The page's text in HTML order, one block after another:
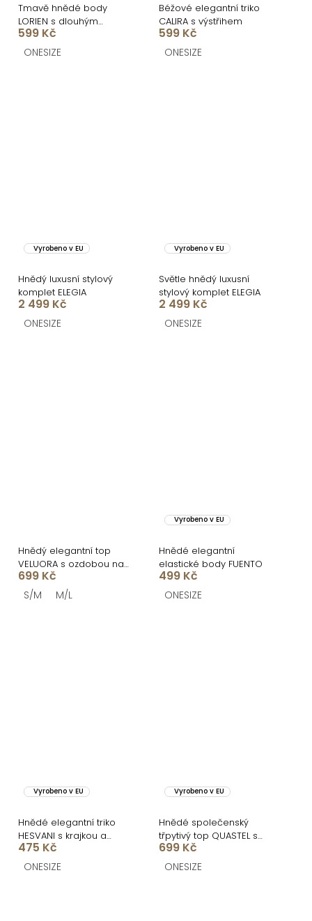
Tmavě hnědé body
LORIEN s dlouhým
rukávem
599 Kč
ONESIZE
Béžové elegantní triko
CALIRA s výstřihem
599 Kč
ONESIZE
Vyrobeno v EU
Hnědý luxusní stylový
komplet ELEGIA
2 499 Kč
ONESIZE
Vyrobeno v EU
Světle hnědý luxusní
stylový komplet ELEGIA
2 499 Kč
ONESIZE
Hnědý elegantní top
VELUORA s ozdobou na
krk
699 Kč
S/M M/L
Vyrobeno v EU
Hnědé elegantní
elastické body FUENTO
499 Kč
ONESIZE
Vyrobeno v EU
Hnědé elegantní triko
HESVANI s krajkou a
výstřihem
475 Kč
ONESIZE
Vyrobeno v EU
Hnědé společenský
třpytivý top QUASTEL s
dlouhým rukávem
699 Kč
ONESIZE